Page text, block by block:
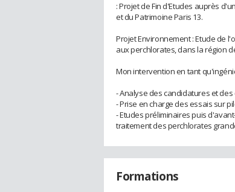
: Projet de Fin d'Etudes auprès
et du Patrimoine Paris 13.
Projet Environnement : Etude de
aux perchlorates, dans la région
Mon intervention en tant
- Analyse des candidatures et
- Prise en charge des essais sur
- Etudes préliminaires puis
traitement des perchlorates
Formations